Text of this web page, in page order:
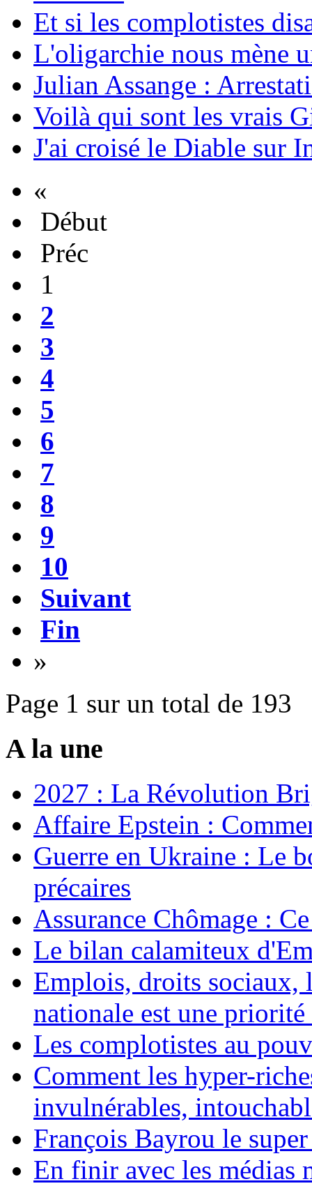
Et si les complotistes
L'oligarchie nous mène
Julian Assange :
Voilà qui sont les vrais
J'ai croisé le Diable sur
«
Début
Préc
1
2
3
4
5
6
7
8
9
10
Suivant
Fin
»
Page 1 sur un total de 193
A la une
2027 : La Révolution
Affaire Epstein :
Guerre en Ukraine : Le
précaires
Assurance Chômage :
Le bilan calamiteux
Emplois, droits sociaux,
nationale est une
Les complotistes au
Comment les hyper-
invulnérables,
François Bayrou le
En finir avec les médias